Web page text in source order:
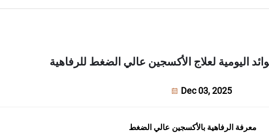
اليومية لعلاج الأكسجين عالي الضغط للرفاهية
Dec 03, 2025
معرفة الرفاهية بالأكسجين عالي الضغط